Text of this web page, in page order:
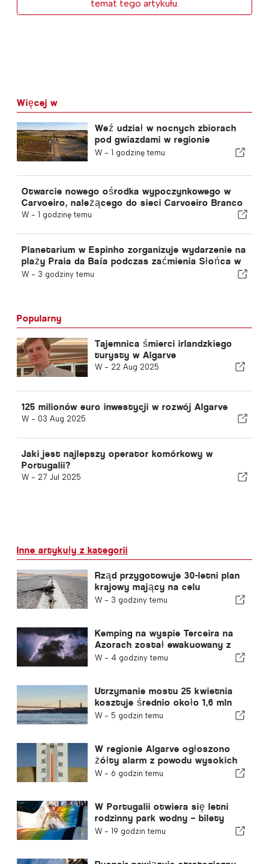
temat tego artykułu.
Więcej w
Weź udział w nocnych zbiorach
pod gwiazdami w regionie
Alentejo
W - 1 godzinę temu
Otwarcie nowego ośrodka wypoczynkowego w
Carvoeiro, należącego do sieci Carvoeiro Branco
W - 1 godzinę temu
Planetarium w Espinho zorganizuje wydarzenie na
plaży Praia da Baía podczas zaćmienia Słońca w
Portugalii
W - 3 godziny temu
Popularny
Tajemnica śmierci irlandzkiego
turysty w Algarve
W - 22 Aug 2025
125 milionów euro inwestycji w rozwój Algarve
W - 03 Aug 2025
Jaki jest najlepszy operator komórkowy w
Portugalii?
W - 27 Jul 2025
Inne artykuły z kategorii
Rząd przygotowuje 30-letni plan
krajowy mający na celu
zwiększenie odporności
W - 3 godziny temu
Kemping na wyspie Terceira na
Azorach został ewakuowany z
powodu burzy
W - 4 godziny temu
Utrzymanie mostu 25 kwietnia
kosztuje średnio około 1,6 mln
euro rocznie
W - 5 godzin temu
W regionie Algarve ogłoszono
żółty alarm z powodu wysokich
temperatur
W - 6 godzin temu
W Portugalii otwiera się letni
rodzinny park wodny – bilety
kosztują 2 euro
W - 19 godzin temu